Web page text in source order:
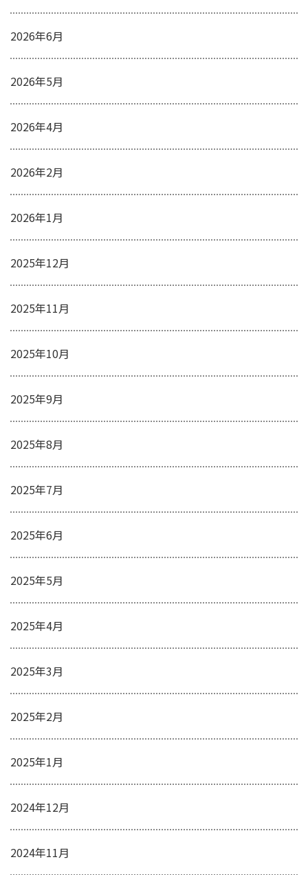
2026年6月
2026年5月
2026年4月
2026年2月
2026年1月
2025年12月
2025年11月
2025年10月
2025年9月
2025年8月
2025年7月
2025年6月
2025年5月
2025年4月
2025年3月
2025年2月
2025年1月
2024年12月
2024年11月